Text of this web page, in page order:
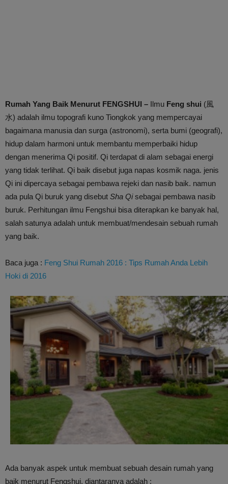
Rumah Yang Baik Menurut FENGSHUI – Ilmu Feng shui (風
水) adalah ilmu topografi kuno Tiongkok yang mempercayai
bagaimana manusia dan surga (astronomi), serta bumi (geografi),
hidup dalam harmoni untuk membantu memperbaiki hidup
dengan menerima Qi positif. Qi terdapat di alam sebagai energi
yang tidak terlihat. Qi baik disebut juga napas kosmik naga. jenis
Qi ini dipercaya sebagai pembawa rejeki dan nasib baik. namun
ada pula Qi buruk yang disebut Sha Qisebagai pembawa nasib
buruk. Perhitungan ilmu Fengshui bisa diterapkan ke banyak hal,
salah satunya adalah untuk membuat/mendesain sebuah rumah
yang baik.
Baca juga : Feng Shui Rumah 2016 : Tips Rumah Anda Lebih
Hoki di 2016
Ada banyak aspek untuk membuat sebuah desain rumah yang
baik menurut Fengshui, diantaranya adalah :